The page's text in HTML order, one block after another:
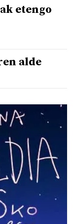
etengo
alde